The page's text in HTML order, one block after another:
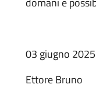
03 giugno 2025
Ettore Bruno